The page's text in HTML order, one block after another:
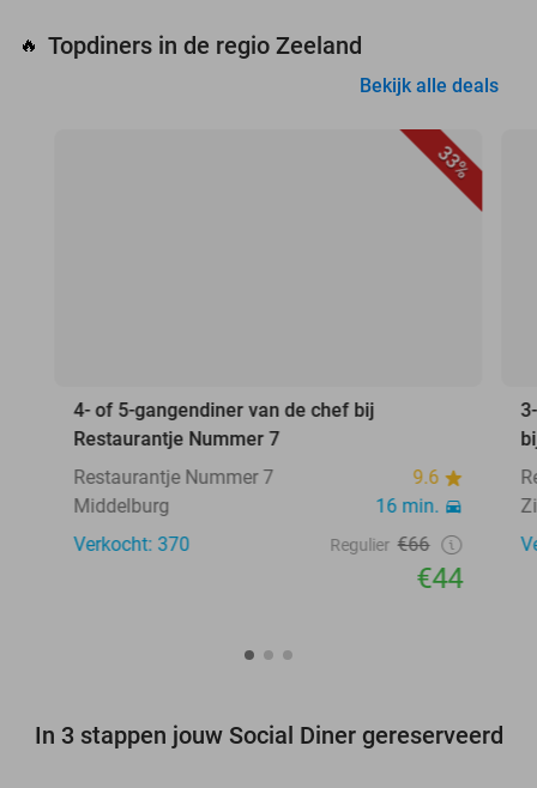
🔥 Topdiners in de regio Zeeland
Bekijk alle deals
33%
4- of 5-gangendiner van de chef bij
Restaurantje Nummer 7
Restaurantje Nummer 7
9.6
Middelburg
16 min.
Verkocht: 370
Regulier €66
€44
In 3 stappen jouw Social Diner gereserveerd